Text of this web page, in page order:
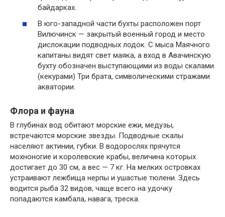
байдарках.
В юго-западной части бухты расположен порт
Вилючинск — закрытый военный город и место
дислокации подводных лодок. С мыса Маячного
капитаны видят свет маяка, а вход в Авачинскую
бухту обозначен выступающими из воды скалами
(кекурами) Три брата, символическими стражами
акватории.
Флора и фауна
В глубинах вод обитают морские ежи, медузы,
встречаются морские звезды. Подводные скалы
населяют актинии, губки. В водорослях прячутся
мохноногие и королевские крабы, величина которых
достигает до 30 см, а вес — 7 кг. На мелких островках
устраивают лежбища нерпы и ушастые тюлени. Здесь
водится рыба 32 видов, чаще всего на удочку
попадаются камбала, навага, треска.